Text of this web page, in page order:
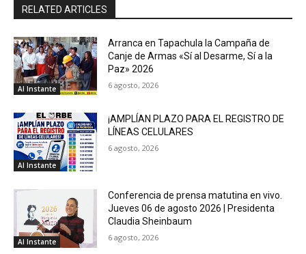
RELATED ARTICLES
Al Instante
Arranca en Tapachula la Campaña de
Canje de Armas «Sí al Desarme, Sí a la
Paz» 2026
6 agosto, 2026
Al Instante
¡AMPLÍAN PLAZO PARA EL REGISTRO DE
LÍNEAS CELULARES
6 agosto, 2026
Al Instante
Conferencia de prensa matutina en vivo.
Jueves 06 de agosto 2026 | Presidenta
Claudia Sheinbaum
6 agosto, 2026